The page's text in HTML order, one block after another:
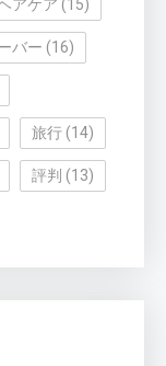
アケア (15)
バー (16)
旅行(14)
評判 (13)